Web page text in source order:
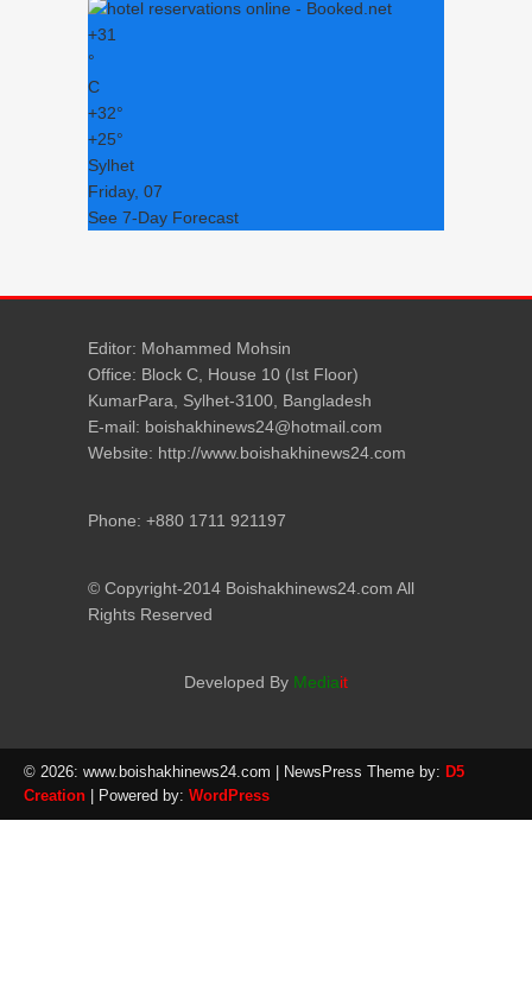
+31
°
C
+32°
+25°
Sylhet
Friday, 07
See 7-Day Forecast
Editor: Mohammed Mohsin
Office: Block C, House 10 (Ist Floor)
KumarPara, Sylhet-3100, Bangladesh
E-mail: boishakhinews24@hotmail.com
Website: http://www.boishakhinews24.com
Phone: +880 1711 921197
© Copyright-2014 Boishakhinews24.com All
Rights Reserved
Developed By Mediait
© 2026: www.boishakhinews24.com | NewsPress Theme by: D5
Creation | Powered by: WordPress